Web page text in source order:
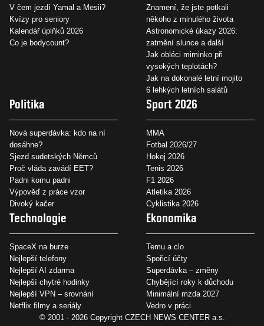
V čem jezdí Yamal a Mesii?
Kvízy pro seniory
Kalendář úplňků 2026
Co je bodycount?
Znamení, že jste potkali
někoho z minulého života
Astronomické úkazy 2026:
zatmění slunce a další
Jak obléci miminko při
vysokých teplotách?
Jak na dokonalé letní mojito
6 lehkých letních salátů
Politika
Nová superdávka: kdo na ní
dosáhne?
Sjezd sudetských Němců
Proč vláda zavádí EET?
Padni komu padni
Výpověď z práce vzor
Divoký kačer
Sport 2026
MMA
Fotbal 2026/27
Hokej 2026
Tenis 2026
F1 2026
Atletika 2026
Cyklistika 2026
Technologie
SpaceX na burze
Nejlepší telefony
Nejlepší AI zdarma
Nejlepší chytré hodinky
Nejlepší VPN – srovnání
Netflix filmy a seriály
Ekonomika
Temu a clo
Spořicí účty
Superdávka – změny
Chybějící roky k důchodu
Minimální mzda 2027
Vedro v práci
© 2001 - 2026 Copyright CZECH NEWS CENTER a.s.